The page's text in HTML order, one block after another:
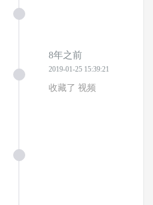
8年之前
2019-01-25 15:39:21
收藏了 视频